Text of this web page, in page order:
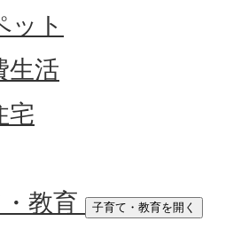
ット
生活
宅
教育
子育て・教育を開く